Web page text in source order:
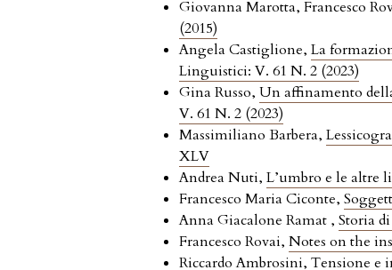
Giovanna Marotta, Francesco
(2015)
Angela Castiglione,La
Linguistici: V. 61 N. 2 (2023)
Gina Russo,Un affinamento
V. 61 N. 2 (2023)
Massimiliano Barbera,
XLV
Andrea Nuti,L’umbro e le altre
Francesco Maria Ciconte,
Anna Giacalone Ramat ,Storia
Francesco Rovai,Notes on the
Riccardo Ambrosini,Tensione e